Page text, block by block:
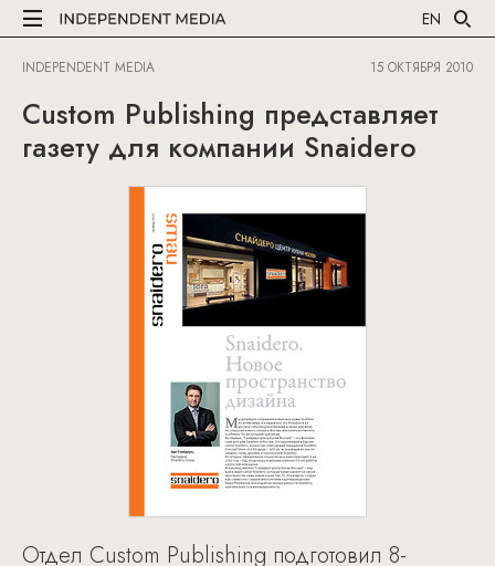
EN
INDEPENDENT MEDIA 15 ОКТЯБРЯ 2010
Custom Publishing представляет
газету для компании Snaidero
Отдел Custom Publishing подготовил 8-